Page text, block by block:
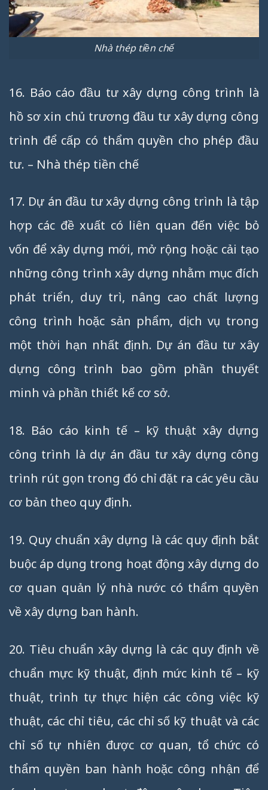
Nhà thép tiền chế
16. Báo cáo đầu tư xây dựng công trình là
hồ sơ xin chủ trương đầu tư xây dựng công
trình để cấp có thẩm quyền cho phép đầu
tư. – Nhà thép tiền chế
17. Dự án đầu tư xây dựng công trình là tập
hợp các đề xuất có liên quan đến việc bỏ
vốn để xây dựng mới, mở rộng hoặc cải tạo
những công trình xây dựng nhằm mục đích
phát triển, duy trì, nâng cao chất lượng
công trình hoặc sản phẩm, dịch vụ trong
một thời hạn nhất định. Dự án đầu tư xây
dựng công trình bao gồm phần thuyết
minh và phần thiết kế cơ sở.
18. Báo cáo kinh tế – kỹ thuật xây dựng
công trình là dự án đầu tư xây dựng công
trình rút gọn trong đó chỉ đặt ra các yêu cầu
cơ bản theo quy định.
19. Quy chuẩn xây dựng là các quy định bắt
buộc áp dụng trong hoạt động xây dựng do
cơ quan quản lý nhà nước có thẩm quyền
về xây dựng ban hành.
20. Tiêu chuẩn xây dựng là các quy định về
chuẩn mực kỹ thuật, định mức kinh tế – kỹ
thuật, trình tự thực hiện các công việc kỹ
thuật, các chỉ tiêu, các chỉ số kỹ thuật và các
chỉ số tự nhiên được cơ quan, tổ chức có
thẩm quyền ban hành hoặc công nhận để